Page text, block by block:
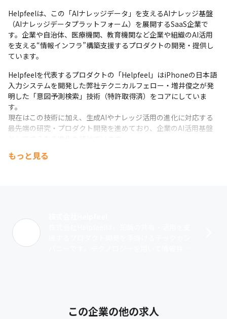
Helpfeelは、この「AIナレッジデータ」を支えるAIナレッジ基盤
（AIナレッジデータプラットフォーム）を展開するSaaS企業で
す。企業や自治体、医療機関、教育機関など企業や組織のAI活用
を支える“情報インフラ”構築支援するプロダクトの開発・提供し
ています。
Helpfeelを代表するプロダクトの「Helpfeel」はiPhoneの日本語
入力システムを開発した弊社テクニカルフェロー・増井俊之が発
明した「意図予測検索」技術（特許取得済）をコアにしていま
す。
現在はこの技術に加え、生成AIやナレッジ活用の進化に対応する
最先端の研究・プロダクト開発を進めており、企業のAI活用基盤
もっと見る
この企業の他の求人